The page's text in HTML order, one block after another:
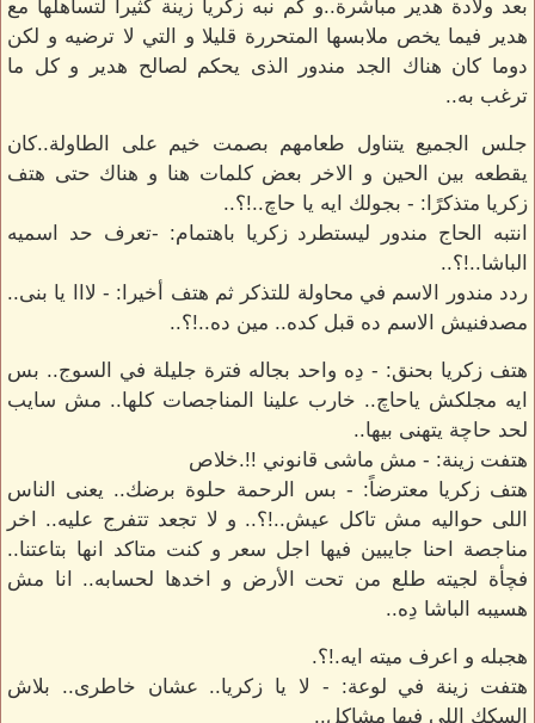
بعد ولادة هدير مباشرة..و كم نبه زكريا زينة كثيرا لتساهلها مع
هدير فيما يخص ملابسها المتحررة قليلا و التي لا ترضيه و لكن
دوما كان هناك الجد مندور الذى يحكم لصالح هدير و كل ما
ترغب به..
جلس الجميع يتناول طعامهم بصمت خيم على الطاولة..كان
يقطعه بين الحين و الاخر بعض كلمات هنا و هناك حتى هتف
زكريا متذكرًا: - بجولك ايه يا حاچ..!؟..
انتبه الحاج مندور ليستطرد زكريا باهتمام: -تعرف حد اسميه
الباشا..!؟..
ردد مندور الاسم في محاولة للتذكر ثم هتف أخيرا: - لااا يا بنى..
مصدفنيش الاسم ده قبل كده.. مين ده..!؟..
هتف زكريا بحنق: - دِه واحد بجاله فترة جليلة في السوج.. بس
ايه مجلكش ياحاچ.. خارب علينا المناجصات كلها.. مش سايب
لحد حاچة يتهنى بيها..
هتفت زينة: - مش ماشى قانوني !!.خلاص
هتف زكريا معترضاً: - بس الرحمة حلوة برضك.. يعنى الناس
اللى حواليه مش تاكل عيش..!؟.. و لا تجعد تتفرج عليه.. اخر
مناجصة احنا جايبين فيها اجل سعر و كنت متاكد انها بتاعتنا..
فچأة لجيته طلع من تحت الأرض و اخدها لحسابه.. انا مش
هسيبه الباشا دِه..
هجبله و اعرف ميته ايه.!؟.
هتفت زينة في لوعة: - لا يا زكريا.. عشان خاطرى.. بلاش
السكك اللى فيها مشاكل..